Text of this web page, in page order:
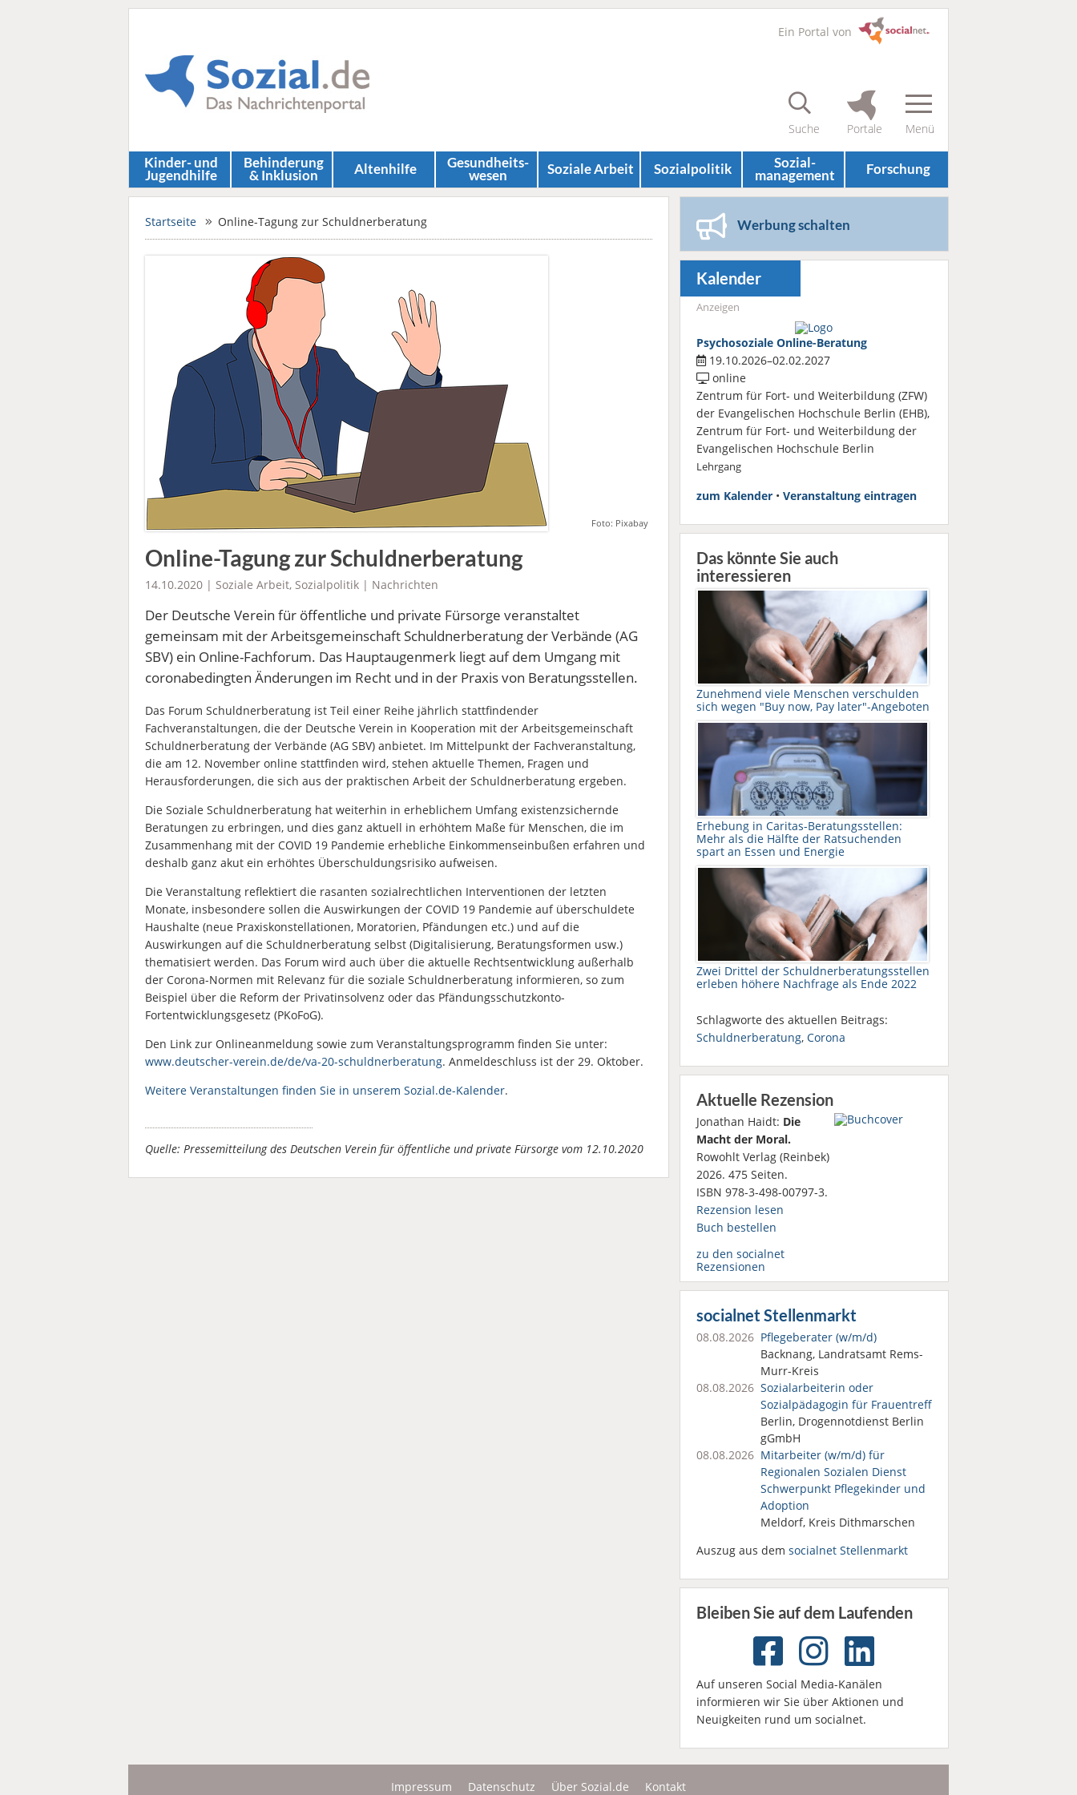
Ein Portal von
Kinder- und
Jugendhilfe
Behinderung
& Inklusion Altenhilfe Gesundheits­
wesen Soziale Arbeit Sozial­politik Sozial­
management Forschung
Startseite Online-Tagung zur Schuldnerberatung
Foto: Pixabay
Online-Tagung zur Schuldnerberatung
14.10.2020 | Soziale Arbeit, Sozialpolitik | Nachrichten
Der Deutsche Verein für öffentliche und private Fürsorge veranstaltet
gemeinsam mit der Arbeitsgemeinschaft Schuldnerberatung der Verbände (AG
SBV) ein Online-Fachforum. Das Hauptaugenmerk liegt auf dem Umgang mit
coronabedingten Änderungen im Recht und in der Praxis von Beratungsstellen.
Das Forum Schuldnerberatung ist Teil einer Reihe jährlich stattfindender
Fachveranstaltungen, die der Deutsche Verein in Kooperation mit der Arbeitsgemeinschaft
Schuldnerberatung der Verbände (AG SBV) anbietet. Im Mittelpunkt der Fachveranstaltung,
die am 12. November online stattfinden wird, stehen aktuelle Themen, Fragen und
Herausforderungen, die sich aus der praktischen Arbeit der Schuldnerberatung ergeben.
Die Soziale Schuldnerberatung hat weiterhin in erheblichem Umfang existenzsichernde
Beratungen zu erbringen, und dies ganz aktuell in erhöhtem Maße für Menschen, die im
Zusammenhang mit der COVID 19 Pandemie erhebliche Einkommenseinbußen erfahren und
deshalb ganz akut ein erhöhtes Überschuldungsrisiko aufweisen.
Die Veranstaltung reflektiert die rasanten sozialrechtlichen Interventionen der letzten
Monate, insbesondere sollen die Auswirkungen der COVID 19 Pandemie auf überschuldete
Haushalte (neue Praxiskonstellationen, Moratorien, Pfändungen etc.) und auf die
Auswirkungen auf die Schuldnerberatung selbst (Digitalisierung, Beratungsformen usw.)
thematisiert werden. Das Forum wird auch über die aktuelle Rechtsentwicklung außerhalb
der Corona-Normen mit Relevanz für die soziale Schuldnerberatung informieren, so zum
Beispiel über die Reform der Privatinsolvenz oder das Pfändungsschutzkonto-
Fortentwicklungsgesetz (PKoFoG).
Den Link zur Onlineanmeldung sowie zum Veranstaltungsprogramm finden Sie unter:
www.deutscher-verein.de/de/va-20-schuldnerberatung. Anmeldeschluss ist der 29. Oktober.
Weitere Veranstaltungen finden Sie in unserem Sozial.de-Kalender.
Quelle: Pressemitteilung des Deutschen Verein für öffentliche und private Fürsorge vom 12.10.2020
Werbung schalten
Kalender
Anzeigen
Psychosoziale Online-Beratung
19.10.2026–02.02.2027
online
Zentrum für Fort- und Weiterbildung (ZFW)
der Evangelischen Hochschule Berlin (EHB),
Zentrum für Fort- und Weiterbildung der
Evangelischen Hochschule Berlin
Lehrgang
zum Kalender• Veranstaltung eintragen
Das könnte Sie auch
interessieren
Zunehmend viele Menschen verschulden
sich wegen "Buy now, Pay later"-Angeboten
Erhebung in Caritas-Beratungsstellen:
Mehr als die Hälfte der Ratsuchenden
spart an Essen und Energie
Zwei Drittel der Schuldnerberatungsstellen
erleben höhere Nachfrage als Ende 2022
Schlagworte des aktuellen Beitrags:
Schuldnerberatung, Corona
Aktuelle Rezension
Jonathan Haidt: Die
Macht der Moral.
Rowohlt Verlag (Reinbek)
2026. 475 Seiten.
ISBN 978-3-498-00797-3.
Rezension lesen
Buch bestellen
zu den socialnet
Rezensionen
socialnet Stellenmarkt
08.08.2026 Pflegeberater (w/m/d)
Backnang, Landratsamt Rems-
Murr-Kreis
08.08.2026 Sozialarbeiterin oder
Sozialpädagogin für Frauentreff
Berlin, Drogennotdienst Berlin
gGmbH
08.08.2026 Mitarbeiter (w/m/d) für
Regionalen Sozialen Dienst
Schwerpunkt Pflegekinder und
Adoption
Meldorf, Kreis Dithmarschen
Auszug aus dem socialnet Stellenmarkt
Bleiben Sie auf dem Laufenden
Auf unseren Social Media-Kanälen
informieren wir Sie über Aktionen und
Neuigkeiten rund um socialnet.
Impressum Datenschutz Über Sozial.de Kontakt